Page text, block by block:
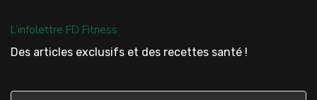
L’infolettre FD Fitness
Des articles exclusifs et des recettes santé !